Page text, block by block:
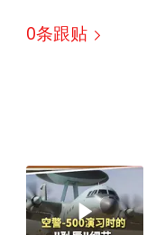
0条跟贴